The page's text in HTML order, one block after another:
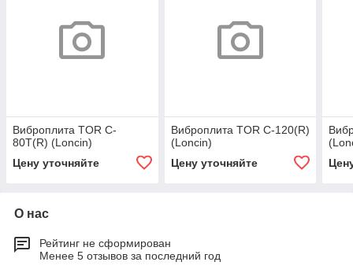
Виброплита TOR C-
80T(R) (Loncin)
Цену уточняйте
Виброплита TOR C-120(R)
(Loncin)
Цену уточняйте
О нас
Рейтинг не сформирован
Менее 5 отзывов за последний год